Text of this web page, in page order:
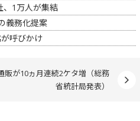
1万人が集結
義務化提案
呼びかけ
販が10ヵ月連続2ケタ増（総務
省統計局発表）